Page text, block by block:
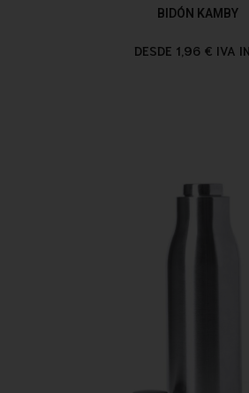
BIDÓN KAMBY
DESDE 1,96 € IVA